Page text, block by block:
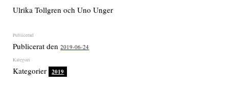
Ulrika Tollgren och Uno Unger
Publicerat den2019-06-24
Kategorier 2019